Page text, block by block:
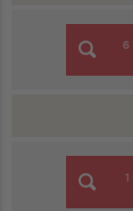
6
1